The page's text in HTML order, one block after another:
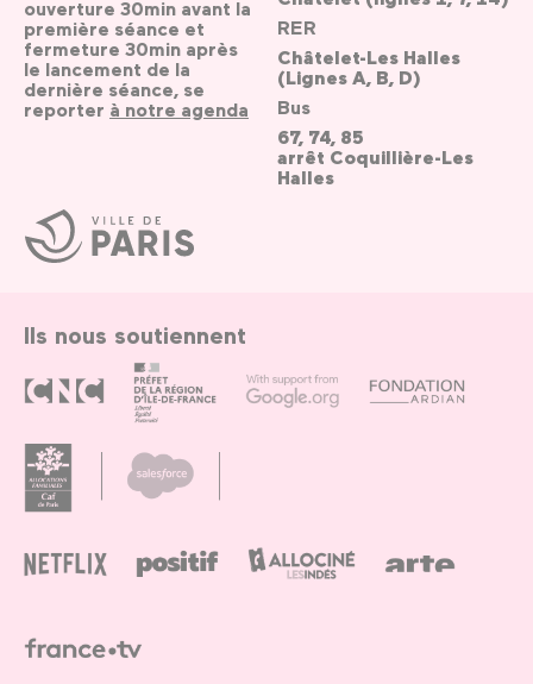
Ville
de
Paris
ouverture 30min avant la
première séance et
fermeture 30min après
le lancement de la
dernière séance, se
reporter à notre agenda
RER
Châtelet-Les Halles
(Lignes A, B, D)
Bus
67, 74, 85
arrêt Coquillière-Les
Halles
Ils nous soutiennent